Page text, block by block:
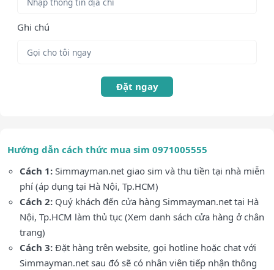
Ghi chú
Đặt ngay
Hướng dẫn cách thức mua sim 0971005555
Cách 1: Simmayman.net giao sim và thu tiền tại nhà miễn
phí (áp dụng tại Hà Nội, Tp.HCM)
Cách 2: Quý khách đến cửa hàng Simmayman.net tại Hà
Nội, Tp.HCM làm thủ tục (Xem danh sách cửa hàng ở chân
trang)
Cách 3: Đặt hàng trên website, gọi hotline hoặc chat với
Simmayman.net sau đó sẽ có nhân viên tiếp nhận thông